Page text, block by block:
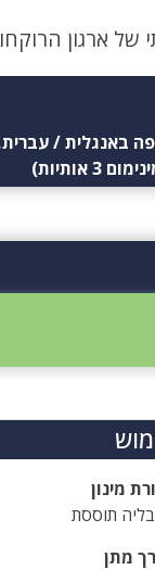
של ארגון
באנגלית /
3 אותיות)
מינון
תוססת
מתן